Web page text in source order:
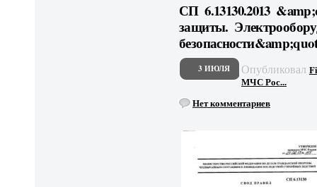
СП 6.13130.2013
защиты.
3 ИЮЛЯ Опубликовал
МЧС Рос...
Нет комментариев